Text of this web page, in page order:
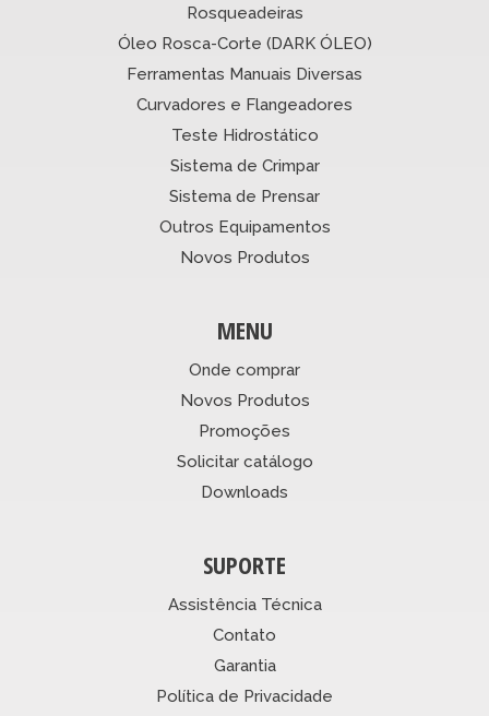
Rosqueadeiras
Óleo Rosca-Corte (DARK ÓLEO)
Ferramentas Manuais Diversas
Curvadores e Flangeadores
Teste Hidrostático
Sistema de Crimpar
Sistema de Prensar
Outros Equipamentos
Novos Produtos
MENU
Onde comprar
Novos Produtos
Promoções
Solicitar catálogo
Downloads
SUPORTE
Assistência Técnica
Contato
Garantia
Política de Privacidade